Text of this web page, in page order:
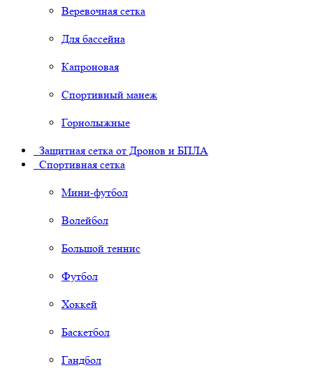
Веревочная сетка
Для бассейна
Капроновая
Спортивный манеж
Горнолыжные
Защитная сетка от Дронов и БПЛА
Спортивная сетка
Мини-футбол
Волейбол
Большой теннис
Футбол
Хоккей
Баскетбол
Гандбол